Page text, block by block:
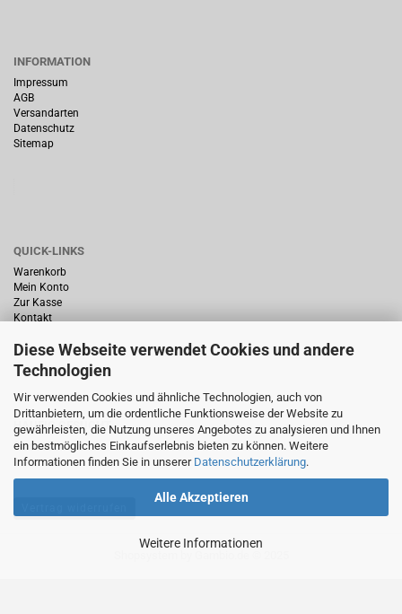
Diese Webseite verwendet Cookies und andere
Technologien
Wir verwenden Cookies und ähnliche Technologien, auch von
Drittanbietern, um die ordentliche Funktionsweise der Website zu
gewährleisten, die Nutzung unseres Angebotes zu analysieren und Ihnen
ein bestmögliches Einkaufserlebnis bieten zu können. Weitere
Informationen finden Sie in unserer Datenschutzerklärung.
Alle Akzeptieren
Weitere Informationen
INFORMATION
Impressum
AGB
Versandarten
Datenschutz
Sitemap
QUICK-LINKS
Warenkorb
Mein Konto
Zur Kasse
Kontakt
HÄUFIG GESUCHT
Startseite